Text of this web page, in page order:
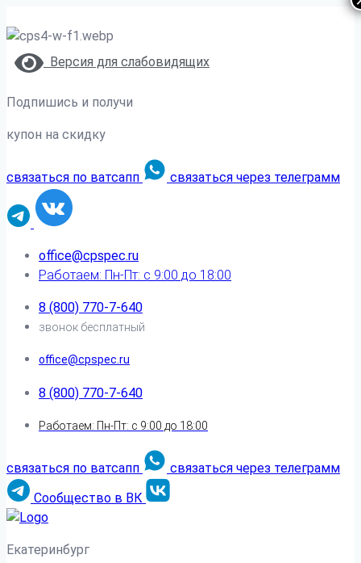
Версия для слабовидящих
Подпишись и получи
купон на скидку
связаться по ватсапп связаться через телеграмм
office@cpspec.ru
Работаем: Пн-Пт: с 9:00 до 18:00
8 (800) 770-7-640
звонок бесплатный
office@cpspec.ru
8 (800) 770-7-640
Работаем: Пн-Пт: с 9:00 до 18:00
связаться по ватсапп
связаться через телеграмм
Сообщество в ВК
Екатеринбург